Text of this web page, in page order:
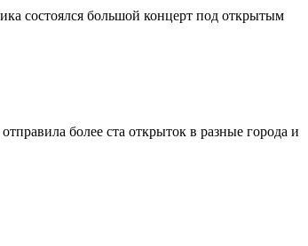
состоялся большой концерт под открытым
более ста открыток в разные города и